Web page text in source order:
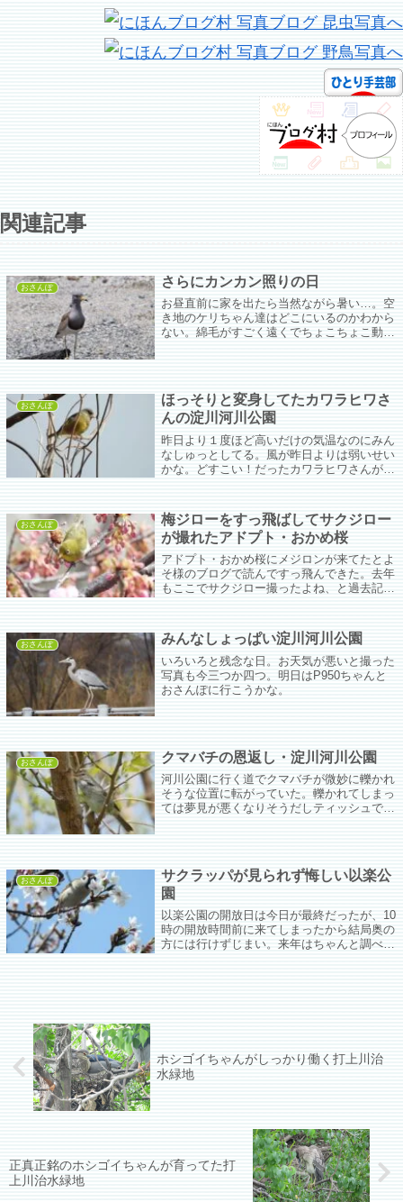
関連記事
おさんぽ さらにカンカン照りの日
お昼直前に家を出たら当然ながら暑い…。空
き地のケリちゃん達はどこにいるのかわから
ない。綿毛がすごく遠くでちょこちょこ動い
おさんぽ
ほっそりと変身してたカワラヒワさ
んの淀川河川公園
昨日より１度ほど高いだけの気温なのにみん
なしゅっとしてる。風が昨日よりは弱いせい
かな。どすこい！だったカワラヒワさんがす
餌。ただの枯れたカナムグラだと思ってたけ
ど実がまだ残っていそうだ。寒かったら中に
潜れるだろうし、みんな冬を乗り切れるとい
いな。
おさんぽ
梅ジローをすっ飛ばしてサクジロー
が撮れたアドプト・おかめ桜
アドプト・おかめ桜にメジロンが来てたとよ
そ様のブログで読んですっ飛んできた。去年
もここでサクジロー撮ったよね、と過去記事
おさんぽ みんなしょっぱい淀川河川公園
いろいろと残念な日。お天気が悪いと撮った
写真も今三つか四つ。明日はP950ちゃんと
おさんぽに行こうかな。
おさんぽ クマバチの恩返し・淀川河川公園
河川公園に行く道でクマバチが微妙に轢かれ
そうな位置に転がっていた。轢かれてしまっ
ては夢見が悪くなりそうだしティッシュでく
おさんぽ
サクラッパが見られず悔しい以楽公
園
以楽公園の開放日は今日が最終だったが、10
時の開放時間前に来てしまったから結局奥の
方には行けずじまい。来年はちゃんと調べて
ホシゴイちゃんがしっかり働く打上川治
水緑地
正真正銘のホシゴイちゃんが育ってた打
上川治水緑地